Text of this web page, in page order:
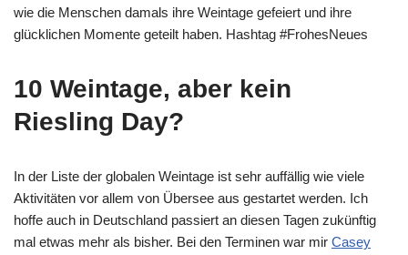
wie die Menschen damals ihre Weintage gefeiert und ihre
glücklichen Momente geteilt haben. Hashtag #FrohesNeues
10 Weintage, aber kein
Riesling Day?
In der Liste der globalen Weintage ist sehr auffällig wie viele
Aktivitäten vor allem von Übersee aus gestartet werden. Ich
hoffe auch in Deutschland passiert an diesen Tagen zukünftig
mal etwas mehr als bisher. Bei den Terminen war mir Casey